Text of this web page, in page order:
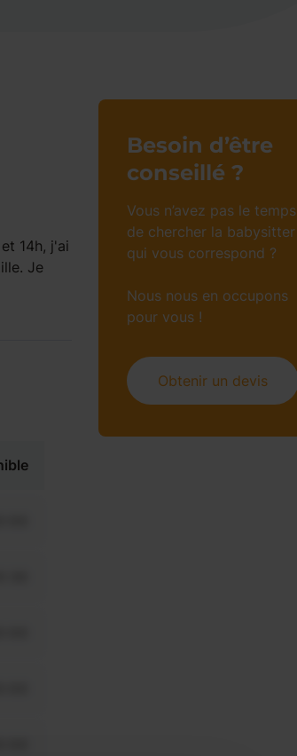
14h, j'ai
Je
Besoin d’être
conseillé ?
Vous n’avez pas le temps
de chercher la babysitter
qui vous correspond ?
Nous nous en occupons
pour vous !
Obtenir un devis